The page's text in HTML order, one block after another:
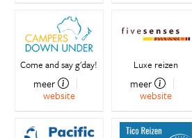
Come and say g'day!
meer
website
Luxe reizen
meer
website